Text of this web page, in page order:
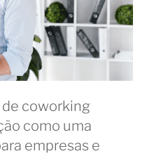
de coworking
como uma
empresas e